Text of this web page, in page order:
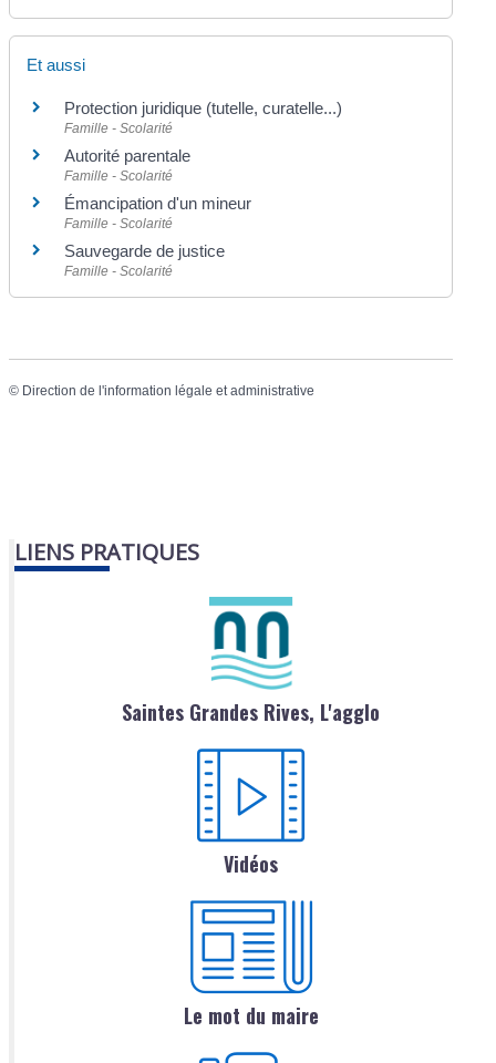
Et aussi
Protection juridique (tutelle, curatelle...)
Famille - Scolarité
Autorité parentale
Famille - Scolarité
Émancipation d'un mineur
Famille - Scolarité
Sauvegarde de justice
Famille - Scolarité
© Direction de l'information légale et administrative
LIENS PRATIQUES
Saintes Grandes Rives, L'agglo
Vidéos
Le mot du maire